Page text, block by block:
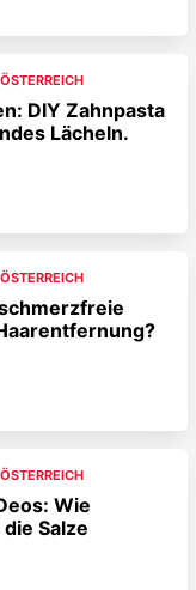
ÖSTERREICH
DIY Zahnpasta
Lächeln.
ÖSTERREICH
ÖSTERREICH
Wie
Salze